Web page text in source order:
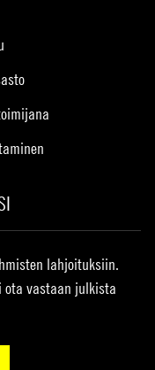
lahjoituksiin.
ota vastaan julkista